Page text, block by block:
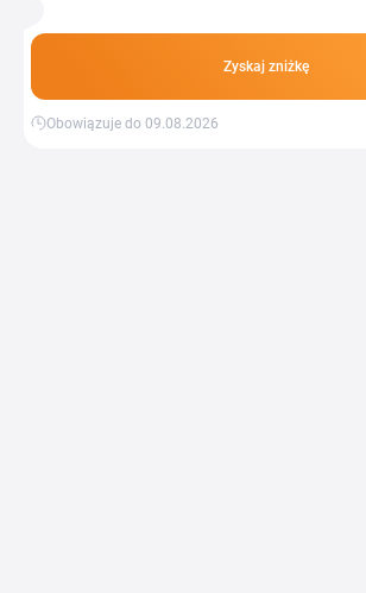
Zyskaj zniżkę
Obowiązuje do 09.08.2026